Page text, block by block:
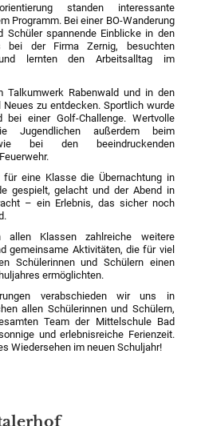
standen interessante
Programm. Bei einer BO-Wanderung
Schüler spannende Einblicke in den
bei der Firma Zernig, besuchten
lernten den Arbeitsalltag im
Talkumwerk Rabenwald und in den
zu entdecken. Sportlich wurde
einer Golf-Challenge. Wertvolle
Jugendlichen außerdem beim
bei den beeindruckenden
eine Klasse die Übernachtung in
gespielt, gelacht und der Abend in
– ein Erlebnis, das sicher noch
Klassen zahlreiche weitere
gemeinsame Aktivitäten, die für viel
Schülerinnen und Schülern einen
ermöglichten.
verabschieden wir uns in
allen Schülerinnen und Schülern,
Team der Mittelschule Bad
und erlebnisreiche Ferienzeit.
Wiedersehen im neuen Schuljahr!